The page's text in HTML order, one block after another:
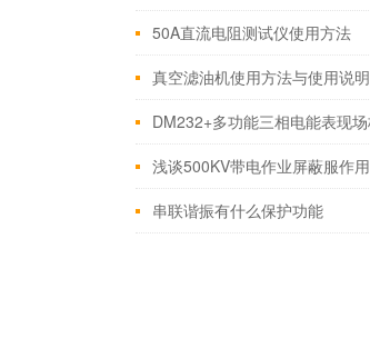
50A直流电阻测试仪使用方法
真空滤油机使用方法与使用说明
浅谈500KV带电作业屏蔽服作用
串联谐振有什么保护功能